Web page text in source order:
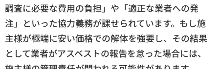
調査に必要な費用の負担」や「適正な業者への発
注」といった協力義務が課せられています。もし施
主様が極端に安い価格での解体を強要し、その結果
として業者がアスベストの報告を怠った場合には、